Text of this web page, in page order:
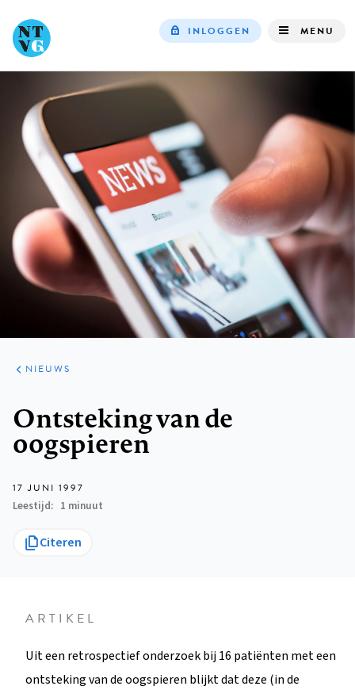
INLOGGEN MENU
ARTIKELEN
HET
KORT
NIEUWS
Ontsteking van de
oogspieren
17 JUNI 1997
Leestijd
1 minuut
Citeren
ARTIKEL
Uit een retrospectief onderzoek bij 16 patiënten met een
ontsteking van de oogspieren blijkt dat deze (in de